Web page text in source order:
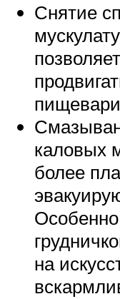
Снятие
каловых
более
на